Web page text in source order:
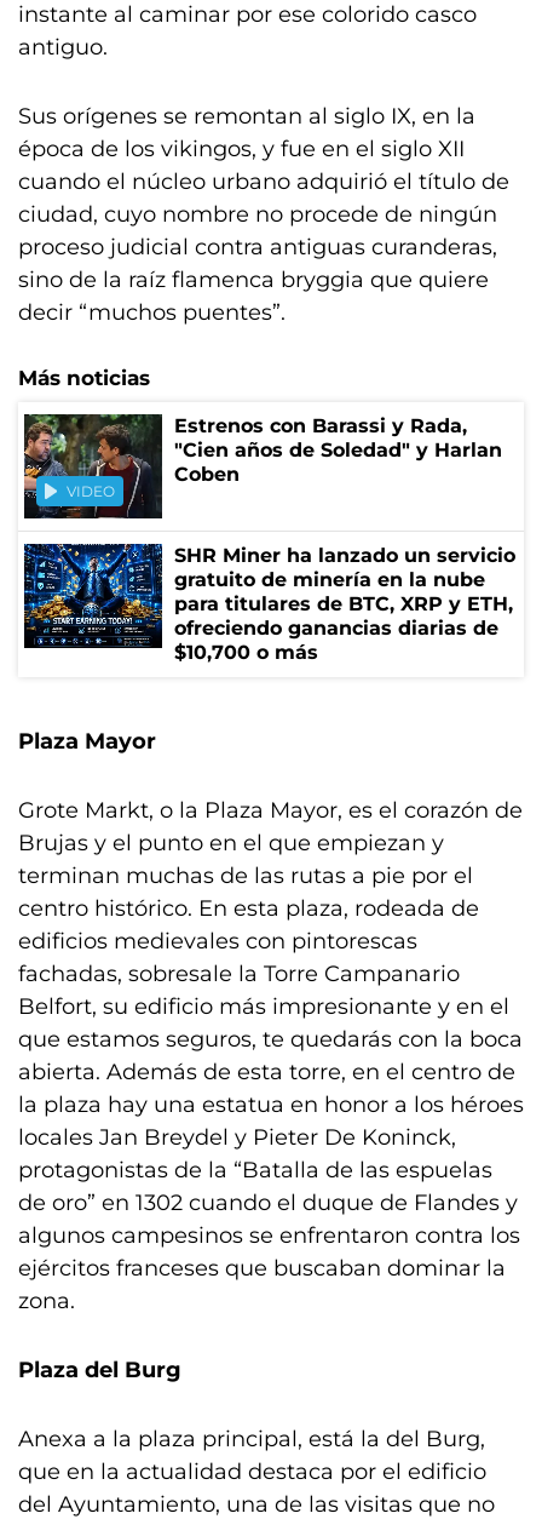
instante al caminar por ese colorido casco
antiguo.
Sus orígenes se remontan al siglo IX, en la
época de los vikingos, y fue en el siglo XII
cuando el núcleo urbano adquirió el título de
ciudad, cuyo nombre no procede de ningún
proceso judicial contra antiguas curanderas,
sino de la raíz flamenca bryggia que quiere
decir “muchos puentes”.
Más noticias
VIDEO
Estrenos con Barassi y Rada,
"Cien años de Soledad" y Harlan
Coben
SHR Miner ha lanzado un servicio
gratuito de minería en la nube
para titulares de BTC, XRP y ETH,
ofreciendo ganancias diarias de
$10,700 o más
Plaza Mayor
Grote Markt, o la Plaza Mayor, es el corazón de
Brujas y el punto en el que empiezan y
terminan muchas de las rutas a pie por el
centro histórico. En esta plaza, rodeada de
edificios medievales con pintorescas
fachadas, sobresale la Torre Campanario
Belfort, su edificio más impresionante y en el
que estamos seguros, te quedarás con la boca
abierta. Además de esta torre, en el centro de
la plaza hay una estatua en honor a los héroes
locales Jan Breydel y Pieter De Koninck,
protagonistas de la “Batalla de las espuelas
de oro” en 1302 cuando el duque de Flandes y
algunos campesinos se enfrentaron contra los
ejércitos franceses que buscaban dominar la
zona.
Plaza del Burg
Anexa a la plaza principal, está la del Burg,
que en la actualidad destaca por el edificio
del Ayuntamiento, una de las visitas que no